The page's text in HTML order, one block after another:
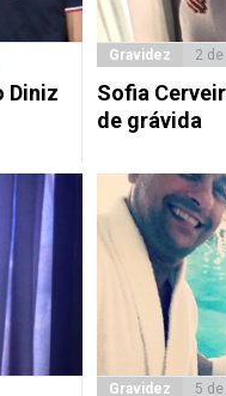
Diniz
Gravidez 2
Sofia
de grávida
Gravidez 5